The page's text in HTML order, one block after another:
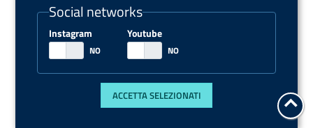
Dati relativi all’intero ciclo di vita del contratto
CIG BAEEA28C23 contenuti nella BDNCP >
Determina e relativi allegati (31/03/2026)
[2.94 Mb] [ZIP] >
Social networks
Instagram Youtube
ACCETTA SELEZIONATI